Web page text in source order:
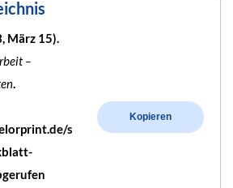
März 15).
–
.
s
Kopieren